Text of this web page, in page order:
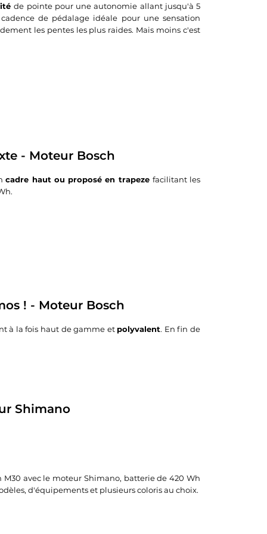
de pointe pour une autonomie allant jusqu'à 5
de pédalage idéale pour une sensation
les pentes les plus raides. Mais moins c'est
- Moteur Bosch
cadre haut ou proposé en trapeze facilitant les
! - Moteur Bosch
à la fois haut de gamme et polyvalent. En fin de
Shimano
M30 avec le moteur Shimano, batterie de 420 Wh
d'équipements et plusieurs coloris au choix.